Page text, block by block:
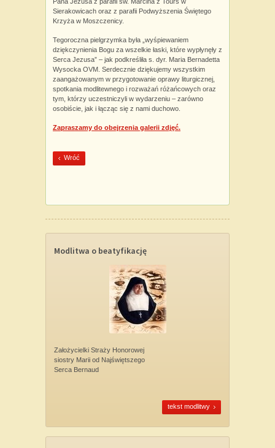
Sierakowicach oraz z parafii Podwyższenia Świętego
Krzyża w Moszczenicy.
Tegoroczna pielgrzymka była „wyśpiewaniem
dziękczynienia Bogu za wszelkie łaski, które wypłynęły z
Serca Jezusa” – jak podkreśliła s. dyr. Maria Bernadetta
Wysocka OVM. Serdecznie dziękujemy wszystkim
zaangażowanym w przygotowanie oprawy liturgicznej,
spotkania modlitewnego i rozważań różańcowych oraz
tym, którzy uczestniczyli w wydarzeniu – zarówno
osobiście, jak i łącząc się z nami duchowo.
Zapraszamy do obejrzenia galerii zdjęć.
Wróć
Modlitwa o beatyfikację
Założycielki Straży Honorowej
siostry Marii od Najświętszego
Serca Bernaud
tekst modlitwy